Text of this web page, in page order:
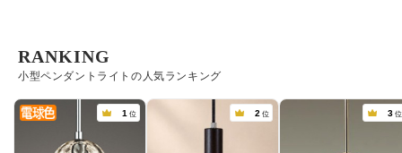
小型ペンダントライトの人気ランキング
RANKING
1 位 2 位 3 位